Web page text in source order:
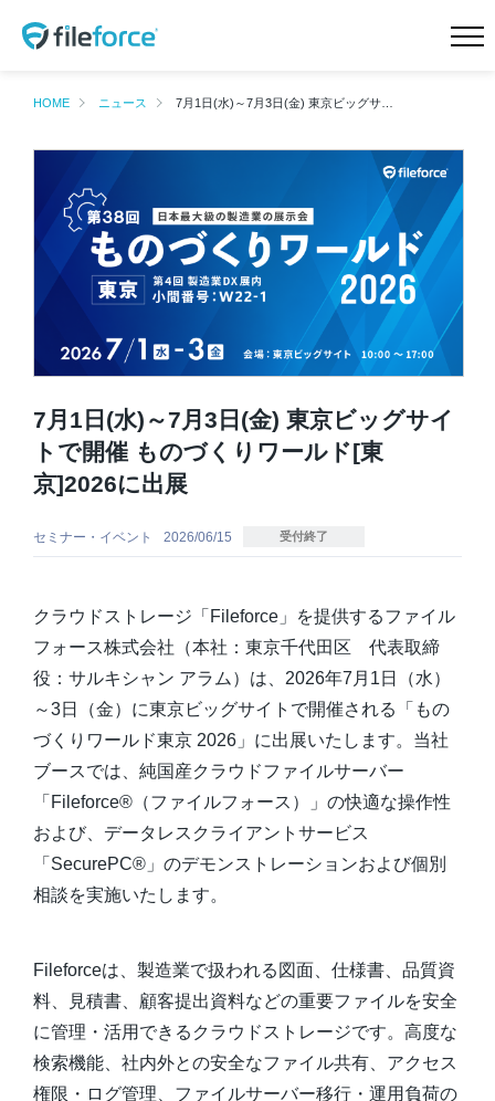
HOME 新機能 サイドストレージ
新機能 Intellisearch™
新機能 SmartFolder™ for
新機能 TaskFlow™
新機能 ランサムウェア対
策
機能一覧
料金プラン 導入事例
Teamd DX お問合せ
無料トライアル
資料ダウンロード一覧
HOME ニュース 7月1日(水)～7月3日(金) 東京ビッグサイトで開催 ものづくりワールド[東京]2026に出展
7月1日(水)～7月3日(金) 東京ビッグサイ
トで開催 ものづくりワールド[東
京]2026に出展
セミナー・イベント 2026/06/15 受付終了
クラウドストレージ「Fileforce」を提供するファイル
フォース株式会社（本社：東京千代田区 代表取締
役：サルキシャン アラム）は、2026年7月1日（水）
～3日（金）に東京ビッグサイトで開催される「もの
づくりワールド東京 2026」に出展いたします。当社
ブースでは、純国産クラウドファイルサーバー
「Fileforce®（ファイルフォース）」の快適な操作性
および、データレスクライアントサービス
「SecurePC®」のデモンストレーションおよび個別
相談を実施いたします。
Fileforceは、製造業で扱われる図面、仕様書、品質資
料、見積書、顧客提出資料などの重要ファイルを安全
に管理・活用できるクラウドストレージです。高度な
検索機能、社内外との安全なファイル共有、アクセス
権限・ログ管理、ファイルサーバー移行・運用負荷の